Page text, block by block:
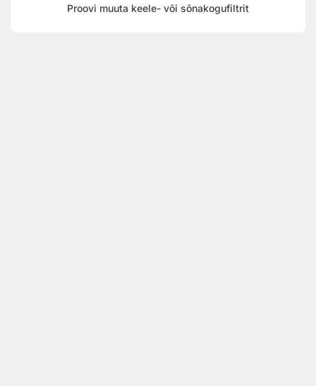
Proovi muuta keele- või sõnakogufiltrit